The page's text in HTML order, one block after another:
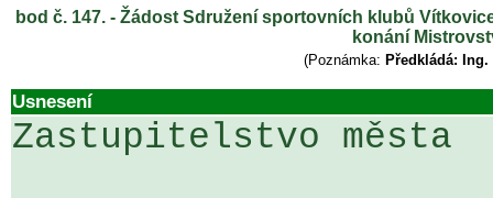
bod č. 147. - Žádost Sdružení sportovních klubů
konání
(Poznámka: Předkládá:
Usnesení
Zastupitelstvo města